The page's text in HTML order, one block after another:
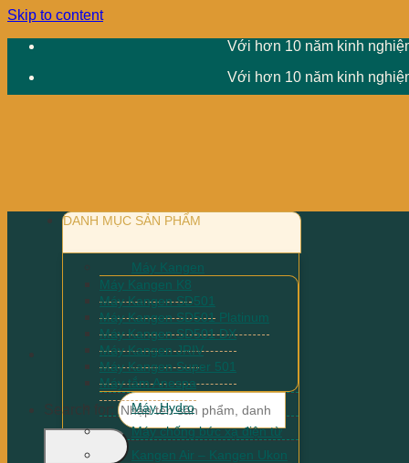
Skip to content
Với hơn 10 năm kinh
Với hơn 10 năm kinh
Search for:
DANH MỤC SẢN PHẨM
Máy Kangen
Máy Kangen K8
Máy Kangen SD501
Máy Kangen SD501 Platinum
Máy Kangen SD501 DX
Máy Kangen JRIV
Máy Kangen Super 501
Máy tắm Anespa
Máy Hydro
Máy chống bức xạ điện từ
Kangen Air – Kangen Ukon